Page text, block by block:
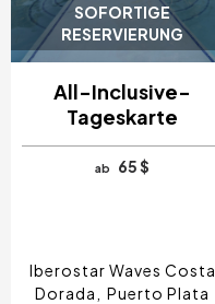
SOFORTIGE
RESERVIERUNG
All-Inclusive-
Tageskarte
ab 65 $
Iberostar Waves Costa
Dorada
Puerto Plata